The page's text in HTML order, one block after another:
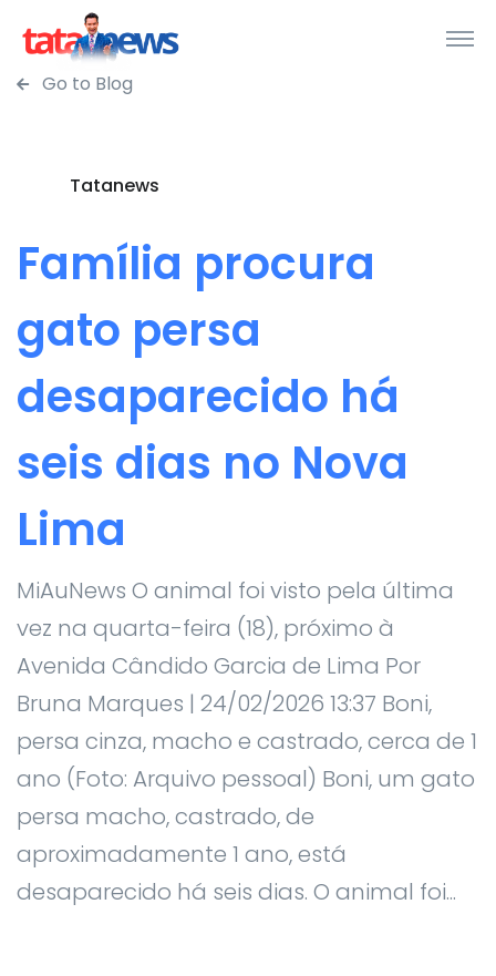
Go to Blog
Tatanews
Família procura
gato persa
desaparecido há
seis dias no Nova
Lima
MiAuNews O animal foi visto pela última
vez na quarta-feira (18), próximo à
Avenida Cândido Garcia de Lima Por
Bruna Marques | 24/02/2026 13:37 Boni,
persa cinza, macho e castrado, cerca de 1
ano (Foto: Arquivo pessoal) Boni, um gato
persa macho, castrado, de
aproximadamente 1 ano, está
desaparecido há seis dias. O animal foi...